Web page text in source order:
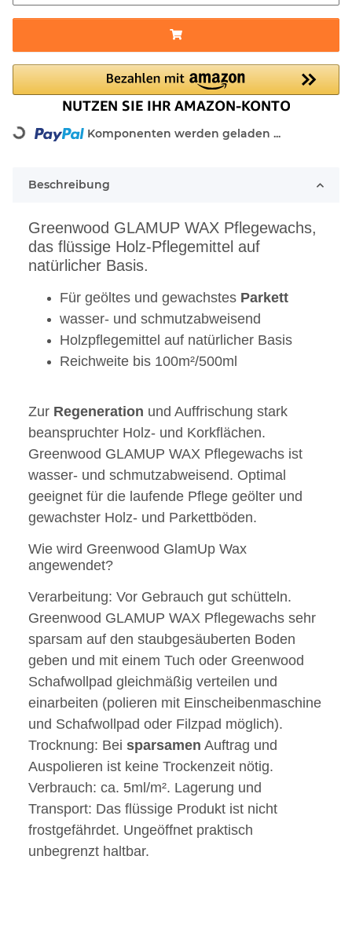
Loading... Komponenten werden geladen ...
Beschreibung
Greenwood GLAMUP WAX Pflegewachs,
das flüssige Holz-Pflegemittel auf
natürlicher Basis.
Für geöltes und gewachstes Parkett
wasser- und schmutzabweisend
Holzpflegemittel auf natürlicher Basis
Reichweite bis 100m²/500ml
Zur Regeneration und Auffrischung stark
beanspruchter Holz- und Korkflächen.
Greenwood GLAMUP WAX Pflegewachs ist
wasser- und schmutzabweisend. Optimal
geeignet für die laufende Pflege geölter und
gewachster Holz- und Parkettböden.
Wie wird Greenwood GlamUp Wax
angewendet?
Verarbeitung: Vor Gebrauch gut schütteln.
Greenwood GLAMUP WAX Pflegewachs sehr
sparsam auf den staubgesäuberten Boden
geben und mit einem Tuch oder Greenwood
Schafwollpad gleichmäßig verteilen und
einarbeiten (polieren mit Einscheibenmaschine
und Schafwollpad oder Filzpad möglich).
Trocknung: Bei sparsamen Auftrag und
Auspolieren ist keine Trockenzeit nötig.
Verbrauch: ca. 5ml/m². Lagerung und
Transport: Das flüssige Produkt ist nicht
frostgefährdet. Ungeöffnet praktisch
unbegrenzt haltbar.